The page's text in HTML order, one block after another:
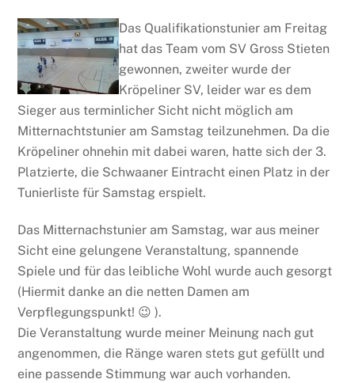
Das Qualifikationstunier am Freitag
hat das Team vom SV Gross Stieten
gewonnen, zweiter wurde der
Kröpeliner SV, leider war es dem
Sieger aus terminlicher Sicht nicht möglich am
Mitternachtstunier am Samstag teilzunehmen. Da die
Kröpeliner ohnehin mit dabei waren, hatte sich der 3.
Platzierte, die Schwaaner Eintracht einen Platz in der
Tunierliste für Samstag erspielt.
Das Mitternachstunier am Samstag, war aus meiner
Sicht eine gelungene Veranstaltung, spannende
Spiele und für das leibliche Wohl wurde auch gesorgt
(Hiermit danke an die netten Damen am
Verpflegungspunkt! 😉 ).
Die Veranstaltung wurde meiner Meinung nach gut
angenommen, die Ränge waren stets gut gefüllt und
eine passende Stimmung war auch vorhanden.